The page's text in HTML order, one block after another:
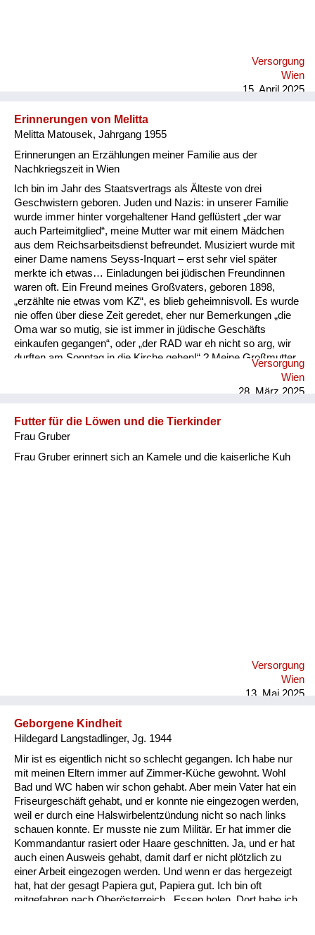
Versorgung
Wien
15. April 2025
Erinnerungen von Melitta
Melitta Matousek, Jahrgang 1955
Erinnerungen an Erzählungen meiner Familie aus der
Nachkriegszeit in Wien
Ich bin im Jahr des Staatsvertrags als Älteste von drei
Geschwistern geboren. Juden und Nazis: in unserer Familie
wurde immer hinter vorgehaltener Hand geflüstert „der war
auch Parteimitglied“, meine Mutter war mit einem Mädchen
aus dem Reichsarbeitsdienst befreundet. Musiziert wurde mit
einer Dame namens Seyss-Inquart – erst sehr viel später
merkte ich etwas… Einladungen bei jüdischen Freundinnen
waren oft. Ein Freund meines Großvaters, geboren 1898,
„erzählte nie etwas vom KZ“, es blieb geheimnisvoll. Es wurde
nie offen über diese Zeit geredet, eher nur Bemerkungen „die
Oma war so mutig, sie ist immer in jüdische Geschäfts
einkaufen gegangen“, oder „der RAD war eh nicht so arg, wir
durften am Sonntag in die Kirche gehen!“ ? Meine Großmutter,
hatte noch vier Geschwister. Als tiefgläubige Katholikin war sie
Neugriechisch in der Hoffnung, dann nicht „an die Front“ z...
Versorgung
Wien
28. März 2025
Futter für die Löwen und die Tierkinder
Frau Gruber
Frau Gruber erinnert sich an Kamele und die kaiserliche Kuh
Versorgung
Wien
13. Mai 2025
Geborgene Kindheit
Hildegard Langstadlinger, Jg. 1944
Mir ist es eigentlich nicht so schlecht gegangen. Ich habe nur
mit meinen Eltern immer auf Zimmer-Küche gewohnt. Wohl
Bad und WC haben wir schon gehabt. Aber mein Vater hat ein
Friseurgeschäft gehabt, und er konnte nie eingezogen werden,
weil er durch eine Halswirbelentzündung nicht so nach links
schauen konnte. Er musste nie zum Militär. Er hat immer die
Kommandantur rasiert oder Haare geschnitten. Ja, und er hat
auch einen Ausweis gehabt, damit darf er nicht plötzlich zu
einer Arbeit eingezogen werden. Und wenn er das hergezeigt
hat, hat der gesagt Papiera gut, Papiera gut. Ich bin oft
mitgefahren nach Oberösterreich , Essen holen. Dort habe ich